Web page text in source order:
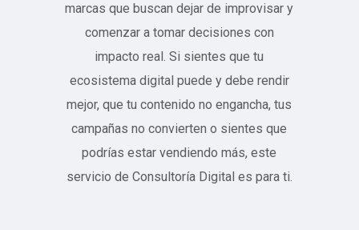
marcas que buscan dejar de improvisar y
comenzar a tomar decisiones con
impacto real. Si sientes que tu
ecosistema digital puede y debe rendir
mejor, que tu contenido no engancha, tus
campañas no convierten o sientes que
podrías estar vendiendo más, este
servicio de Consultoría Digital es para ti.